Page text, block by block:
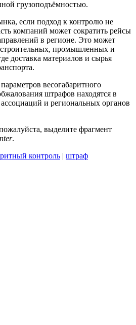
грузоподъёмностью.
если подход к контролю не
компаний может сократить рейсы
в регионе. Это может
строительных, промышленных и
доставка материалов и сырья
весогабаритного
штрафов находятся в
и региональных органов
выделите фрагмент
.
контроль | штраф